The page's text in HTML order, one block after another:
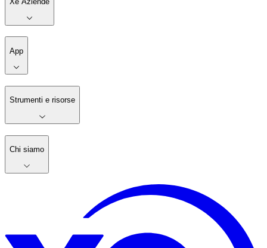
App
Strumenti e risorse
Chi siamo